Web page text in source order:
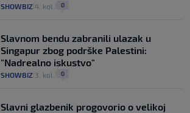
SHOWBIZ 4. kol. 0
Slavnom bendu zabranili ulazak u
Singapur zbog podrške Palestini:
"Nadrealno iskustvo"
SHOWBIZ 3. kol. 0
Slavni glazbenik progovorio o velikoj